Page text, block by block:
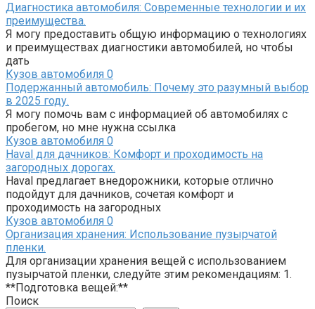
Диагностика автомобиля: Современные технологии и их
преимущества.
Я могу предоставить общую информацию о технологиях
и преимуществах диагностики автомобилей, но чтобы
дать
Кузов автомобиля 0
Подержанный автомобиль: Почему это разумный выбор
в 2025 году.
Я могу помочь вам с информацией об автомобилях с
пробегом, но мне нужна ссылка
Кузов автомобиля 0
Haval для дачников: Комфорт и проходимость на
загородных дорогах.
Haval предлагает внедорожники, которые отлично
подойдут для дачников, сочетая комфорт и
проходимость на загородных
Кузов автомобиля 0
Организация хранения: Использование пузырчатой
пленки.
Для организации хранения вещей с использованием
пузырчатой пленки, следуйте этим рекомендациям: 1.
**Подготовка вещей:**
Поиск